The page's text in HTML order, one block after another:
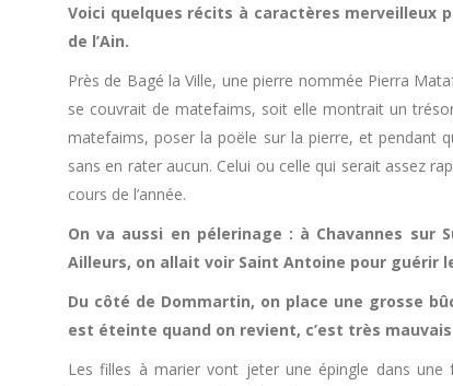
Voici quelques récits à caractères merveilleux
de l’Ain.
Près de Bagé la Ville, une pierre nommée Pierra
se couvrait de matefaims, soit elle montrait un
matefaims, poser la poële sur la pierre, et pendant
sans en rater aucun. Celui ou celle qui serait assez
cours de l’année.
On va aussi en pélerinage : à Chavannes sur
Ailleurs, on allait voir Saint Antoine pour guérir
Du côté de Dommartin, on place une grosse
est éteinte quand on revient, c’est très
Les filles à marier vont jeter une épingle dans une